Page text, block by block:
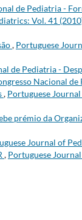
de Pediatria -
Vol. 41
, Portuguese
de Pediatria -
Nacional
, Portuguese
prémio da
Journal of
, Portuguese